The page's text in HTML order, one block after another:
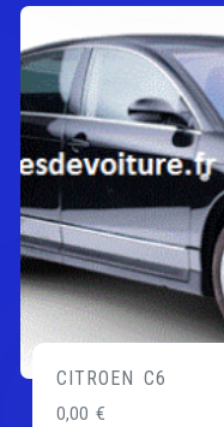
CITROEN C6
0,00€